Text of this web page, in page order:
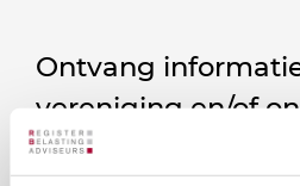
Ontvang
vereniging en/of
onderwijsaanbod?